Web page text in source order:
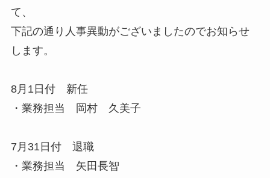
て、
下記の通り人事異動がございましたのでお知らせ
します。
8月1日付 新任
・業務担当 岡村 久美子
7月31日付 退職
・業務担当 矢田長智